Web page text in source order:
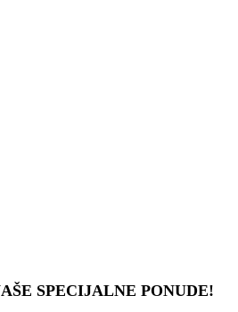
SPECIJALNE PONUDE!